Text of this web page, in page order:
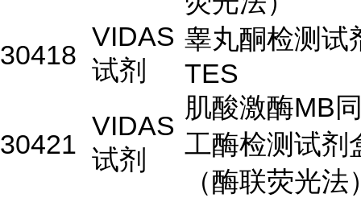
30418
VIDAS
试剂
睾丸酮检测试
TES
30421
VIDAS
试剂
肌酸激酶MB
工酶检测试剂
（酶联荧光法